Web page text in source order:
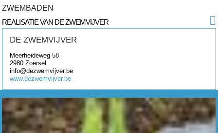
ZWEMBADEN
REALISATIE VAN DE ZWEMVIJVER
DE ZWEMVIJVER
Meerheideweg 58
2980 Zoersel
info@dezwemvijver.be
www.dezwemvijver.be